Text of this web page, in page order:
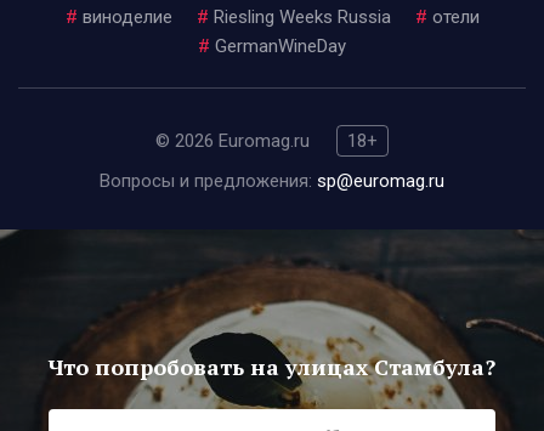
# виноделие # Riesling Weeks Russia # отели
# GermanWineDay
© 2026 Euromag.ru
18+
Вопросы и предложения: sp@euromag.ru
Что попробовать на улицах Стамбула?